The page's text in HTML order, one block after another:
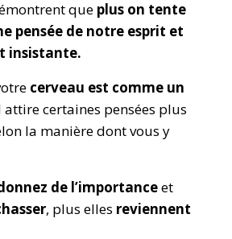
que plus on tente
pensée de notre esprit et
insistante.
cerveau est comme un
attire certaines pensées plus
la manière dont vous y
de l’importanceet
, plus elles reviennent